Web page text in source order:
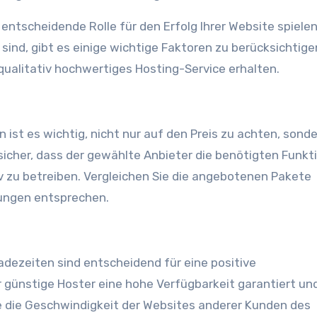
Rolle für den Erfolg Ihrer Website
gibt es einige wichtige Faktoren zu
hochwertiges Hosting-Service erhalten.
ist es wichtig, nicht nur auf den Preis zu achten,
dass der gewählte Anbieter die benötigten
betreiben. Vergleichen Sie die angebotenen Pakete
entsprechen.
sind entscheidend für eine positive
Hoster eine hohe Verfügbarkeit garantiert
Geschwindigkeit der Websites anderer Kunden des